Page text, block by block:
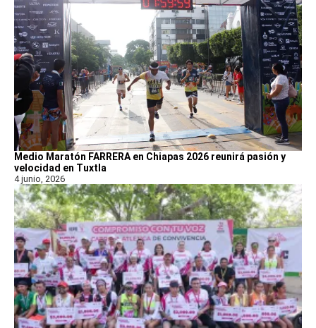
Medio Maratón FARRERA en Chiapas 2026 reunirá pasión y
velocidad en Tuxtla
4 junio, 2026